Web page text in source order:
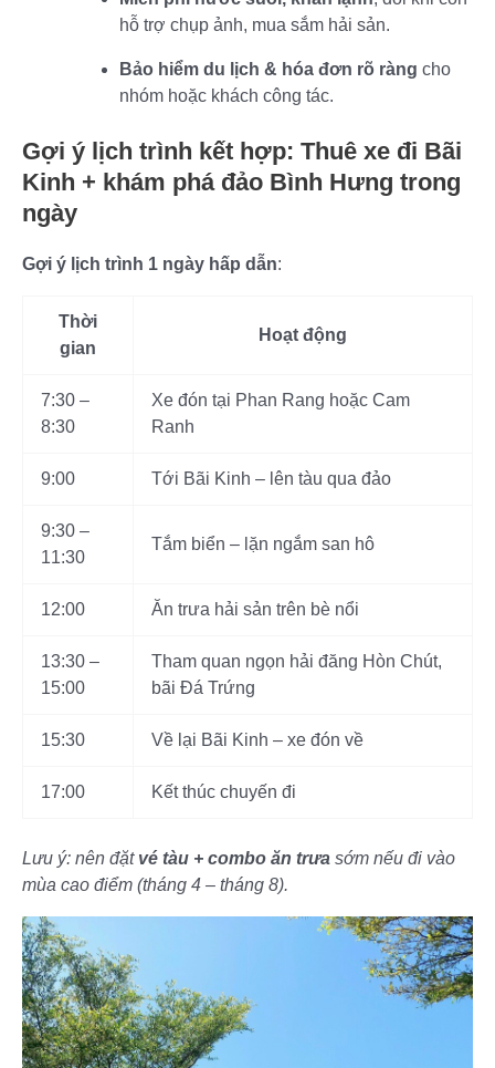
hỗ trợ chụp ảnh, mua sắm hải sản.
Bảo hiểm du lịch & hóa đơn rõ ràng cho
nhóm hoặc khách công tác.
Gợi ý lịch trình kết hợp: Thuê xe đi Bãi
Kinh + khám phá đảo Bình Hưng trong
ngày
Gợi ý lịch trình 1 ngày hấp dẫn:
Thời
gian
Hoạt động
7:30 –
8:30
Xe đón tại Phan Rang hoặc Cam
Ranh
9:00 Tới Bãi Kinh – lên tàu qua đảo
9:30 –
11:30
Tắm biển – lặn ngắm san hô
12:00 Ăn trưa hải sản trên bè nổi
13:30 –
15:00
Tham quan ngọn hải đăng Hòn Chút,
bãi Đá Trứng
15:30 Về lại Bãi Kinh – xe đón về
17:00 Kết thúc chuyến đi
Lưu ý: nên đặt vé tàu + combo ăn trưa sớm nếu đi vào
mùa cao điểm (tháng 4 – tháng 8).